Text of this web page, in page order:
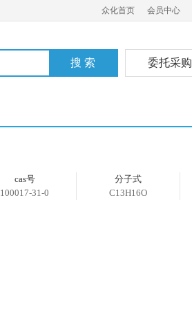
众化首页 会员中心
委托采购
cas号
100017-31-0
分子式
C13H16O